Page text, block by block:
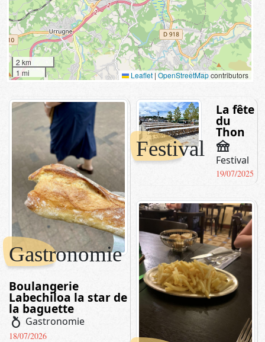
2 km
1 mi
Leaflet | OpenStreetMapcontributors
Gastronomie
Boulangerie
Labechiloa la star de
la baguette
nutrition Gastronomie
18/07/2026
Festival
La fête
du
Thon
festival
Festival
19/07/2025